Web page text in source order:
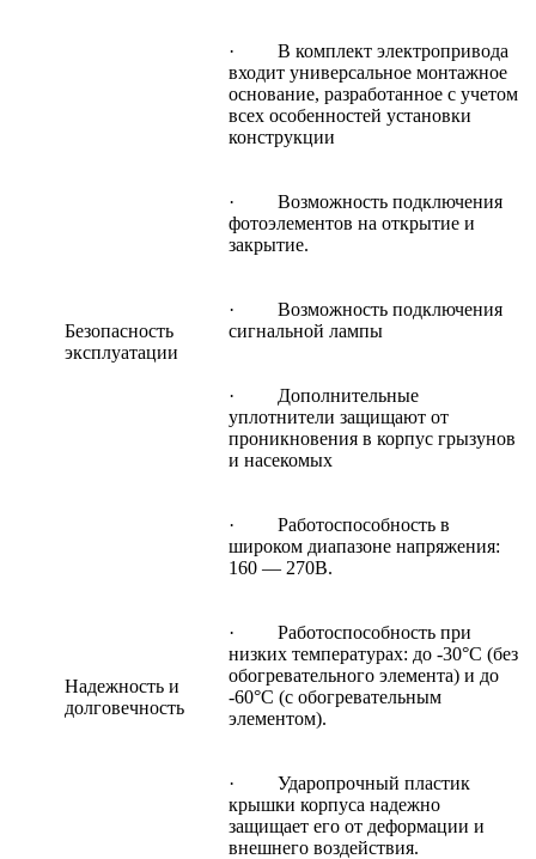
· В комплект электропривода
входит универсальное монтажное
основание, разработанное с учетом
всех особенностей установки
конструкции
Безопасность
эксплуатации
· Возможность подключения
фотоэлементов на открытие и
закрытие.
· Возможность подключения
сигнальной лампы
· Дополнительные
уплотнители защищают от
проникновения в корпус грызунов
и насекомых
Надежность и
долговечность
· Работоспособность в
широком диапазоне напряжения:
160 — 270В.
· Работоспособность при
низких температурах: до -30°С (без
обогревательного элемента) и до
-60°С (с обогревательным
элементом).
· Ударопрочный пластик
крышки корпуса надежно
защищает его от деформации и
внешнего воздействия.